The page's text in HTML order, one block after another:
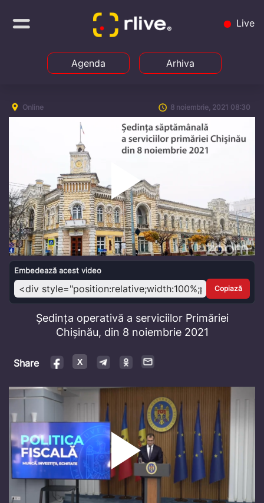
Live
Agenda Arhiva
Online 8 noiembrie, 2021 08:30
Play
Video
Embedează acest video
Copiază
Ședința operativă a serviciilor Primăriei
Chișinău, din 8 noiembrie 2021
Share